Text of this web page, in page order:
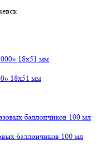
18х51 мм
баллончиков 100 мл